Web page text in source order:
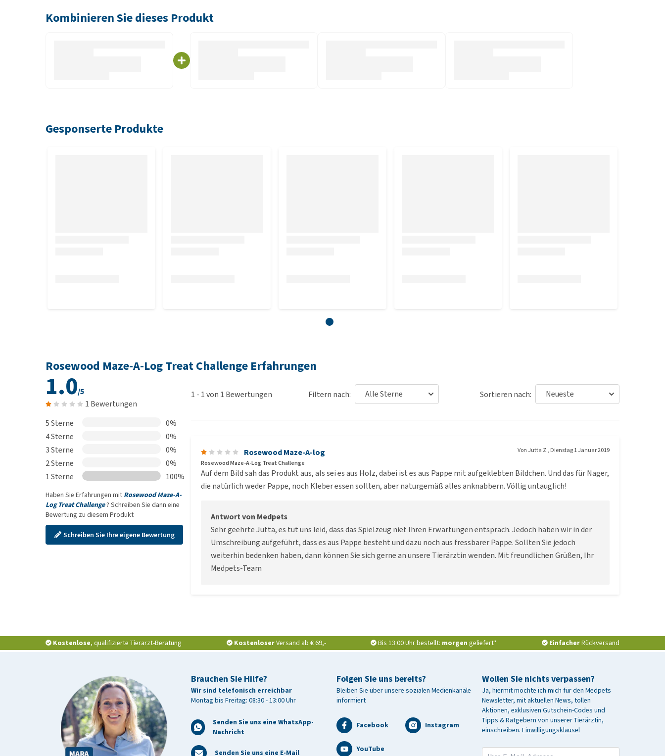
Kombinieren Sie dieses Produkt
Gesponserte Produkte
Rosewood Maze-A-Log Treat Challenge Erfahrungen
1.0/5
1 Bewertungen
5 Sterne
0%
4 Sterne
0%
3 Sterne
0%
2 Sterne
0%
1 Sterne
100%
Haben Sie Erfahrungen mit Rosewood Maze-A-
Log Treat Challenge? Schreiben Sie dann eine
Bewertung zu diesem Produkt
Schreiben Sie Ihre eigene Bewertung
Filtern nach: Sortieren nach:
1 - 1von 1 Bewertungen
Rosewood Maze-A-log Von Jutta Z., Dienstag 1 Januar 2019
Rosewood Maze-A-Log Treat Challenge
Auf dem Bild sah das Produkt aus, als sei es aus Holz, dabei ist es aus Pappe mit aufgeklebten Bildchen. Und das für Nager,
die natürlich weder Pappe, noch Kleber essen sollten, aber naturgemäß alles anknabbern. Völlig untauglich!
Antwort von Medpets
Sehr geehrte Jutta, es tut uns leid, dass das Spielzeug niet Ihren Erwartungen entsprach. Jedoch haben wir in der
Umschreibung aufgeführt, dass es aus Pappe besteht und dazu noch aus fressbarer Pappe. Sollten Sie jedoch
weiterhin bedenken haben, dann können Sie sich gerne an unsere Tierärztin wenden. Mit freundlichen Grüßen, Ihr
Medpets-Team
Kostenlose, qualifizierte Tierarzt-Beratung KostenloserVersand ab € 69,- Bis 13:00 Uhr bestellt: morgen geliefert* EinfacherRückversand
Brauchen Sie Hilfe?
Wir sind telefonisch erreichbar
Montag bis Freitag: 08:30 - 13:00 Uhr
Senden Sie uns eine WhatsApp-
Nachricht
Senden Sie uns eine E-Mail
Wollen Sie nichts verpassen?
Ja, hiermit möchte ich mich für den Medpets
Newsletter, mit aktuellen News, tollen
Aktionen, exklusiven Gutschein-Codes und
Tipps & Ratgebern von unserer Tierärztin,
einschreiben. Einwilligungsklausel
Folgen Sie uns bereits?
Bleiben Sie über unsere sozialen Medienkanäle
informiert
Facebook Instagram
YouTube